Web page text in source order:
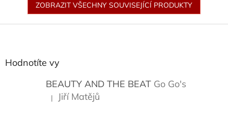
ZOBRAZIT VŠECHNY SOUVISEJÍCÍ PRODUKTY
Hodnotíte vy
BEAUTY AND THE BEAT Go Go's
Hodnocení produktu je 5 z 5 hvězdiček.
| Jiří Matějů